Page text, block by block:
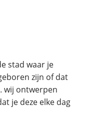
stad waar je
zijn of dat
wij ontwerpen
je deze elke dag